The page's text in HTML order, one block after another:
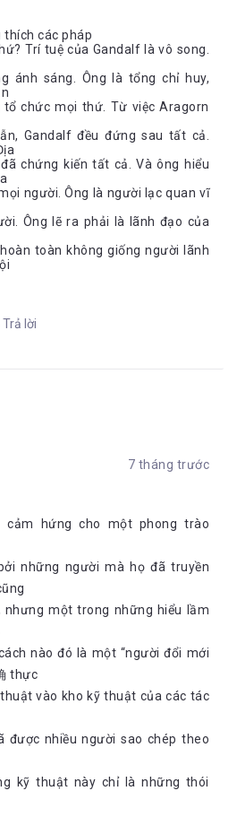
thích các pháp
Trí tuệ của Gandalf là vô song.
ánh sáng. Ông là tổng chỉ huy,
tổ chức mọi thứ. Từ việc Aragorn
Gandalf đều đứng sau tất cả.
chứng kiến tất cả. Và ông hiểu
người. Ông là người lạc quan vĩ
Ông lẽ ra phải là lãnh đạo của
toàn không giống người lãnh
Trả lời
7 tháng trước
cảm hứng cho một phong trào
những người mà họ đã truyền
nhưng một trong những hiểu lầm
nào đó là một “người đổi mới
thực
vào kho kỹ thuật của các tác
được nhiều người sao chép theo
kỹ thuật này chỉ là những thói